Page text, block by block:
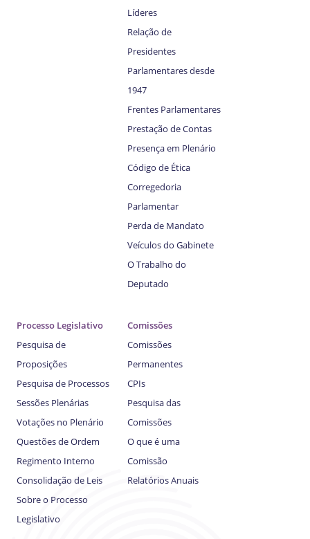
Líderes
Relação de
Presidentes
Parlamentares desde
1947
Frentes Parlamentares
Prestação de Contas
Presença em Plenário
Código de Ética
Corregedoria
Parlamentar
Perda de Mandato
Veículos do Gabinete
O Trabalho do
Deputado
Processo Legislativo
Pesquisa de
Proposições
Pesquisa de Processos
Sessões Plenárias
Votações no Plenário
Questões de Ordem
Regimento Interno
Consolidação de Leis
Sobre o Processo
Legislativo
Comissões
Comissões
Permanentes
CPIs
Pesquisa das
Comissões
O que é uma
Comissão
Relatórios Anuais